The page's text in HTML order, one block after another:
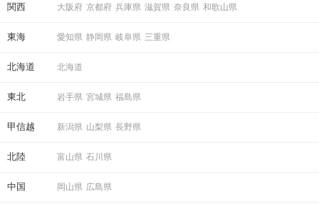
STEP4 マッチング投票
関西 大阪府 京都府 兵庫県 滋賀県 奈良県 和歌山県
東海 愛知県 静岡県 岐阜県 三重県
北海道 北海道
東北 岩手県 宮城県 福島県
甲信越 新潟県 山梨県 長野県
北陸 富山県 石川県
中国 岡山県 広島県